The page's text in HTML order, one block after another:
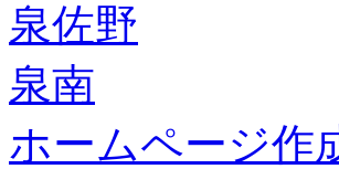
泉佐野
泉南
ホームページ作